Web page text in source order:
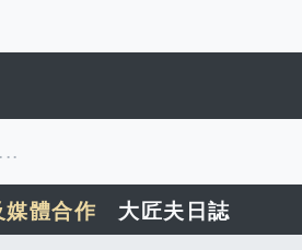
體合作 大匠夫日誌